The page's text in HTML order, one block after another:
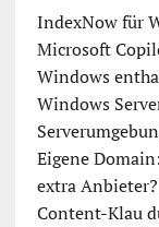
IndexNow für
Microsoft
Windows
Windows
Eigene
extra
Content-Klau